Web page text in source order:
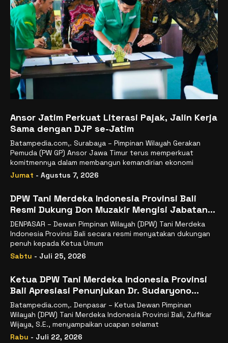
Ansor Jatim Perkuat Literasi Pajak, Jalin Kerja
Sama dengan DJP se-Jatim
Batampedia.com,. Surabaya – Pimpinan Wilayah Gerakan
Pemuda (PW GP) Ansor Jawa Timur terus memperkuat
komitmennya dalam membangun kemandirian ekonomi
Jumat - Agustus 7, 2026
DPW Tani Merdeka Indonesia Provinsi Bali
Resmi Dukung Don Muzakir Mengisi Jabatan
Wakil Menteri Pertanian RI
DENPASAR – Dewan Pimpinan Wilayah (DPW) Tani Merdeka
Indonesia Provinsi Bali secara resmi menyatakan dukungan
penuh kepada Ketua Umum
Sabtu - Juli 25, 2026
Ketua DPW Tani Merdeka Indonesia Provinsi
Bali Apresiasi Penunjukan Dr. Sudaryono
sebagai Kepala Badan Gizi Nasional
Batampedia.com,. Denpasar – Ketua Dewan Pimpinan
Wilayah (DPW) Tani Merdeka Indonesia Provinsi Bali, Zulfikar
Wijaya, S.E., menyampaikan ucapan selamat
Rabu - Juli 22, 2026